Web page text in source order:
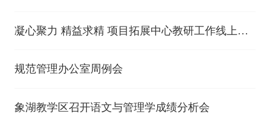
凝心聚力 精益求精 项目拓展中心教研工作线上会
规范管理办公室周例会
象湖教学区召开语文与管理学成绩分析会